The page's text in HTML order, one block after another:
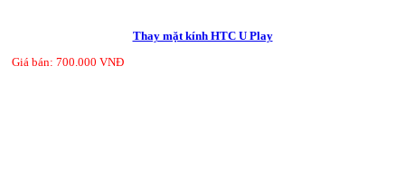
Thay mặt kính HTC U Play
Giá bán: 700.000 VNĐ